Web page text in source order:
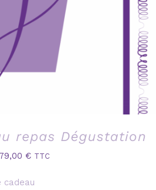
repas Dégustation
79,00 € TTC
cadeau